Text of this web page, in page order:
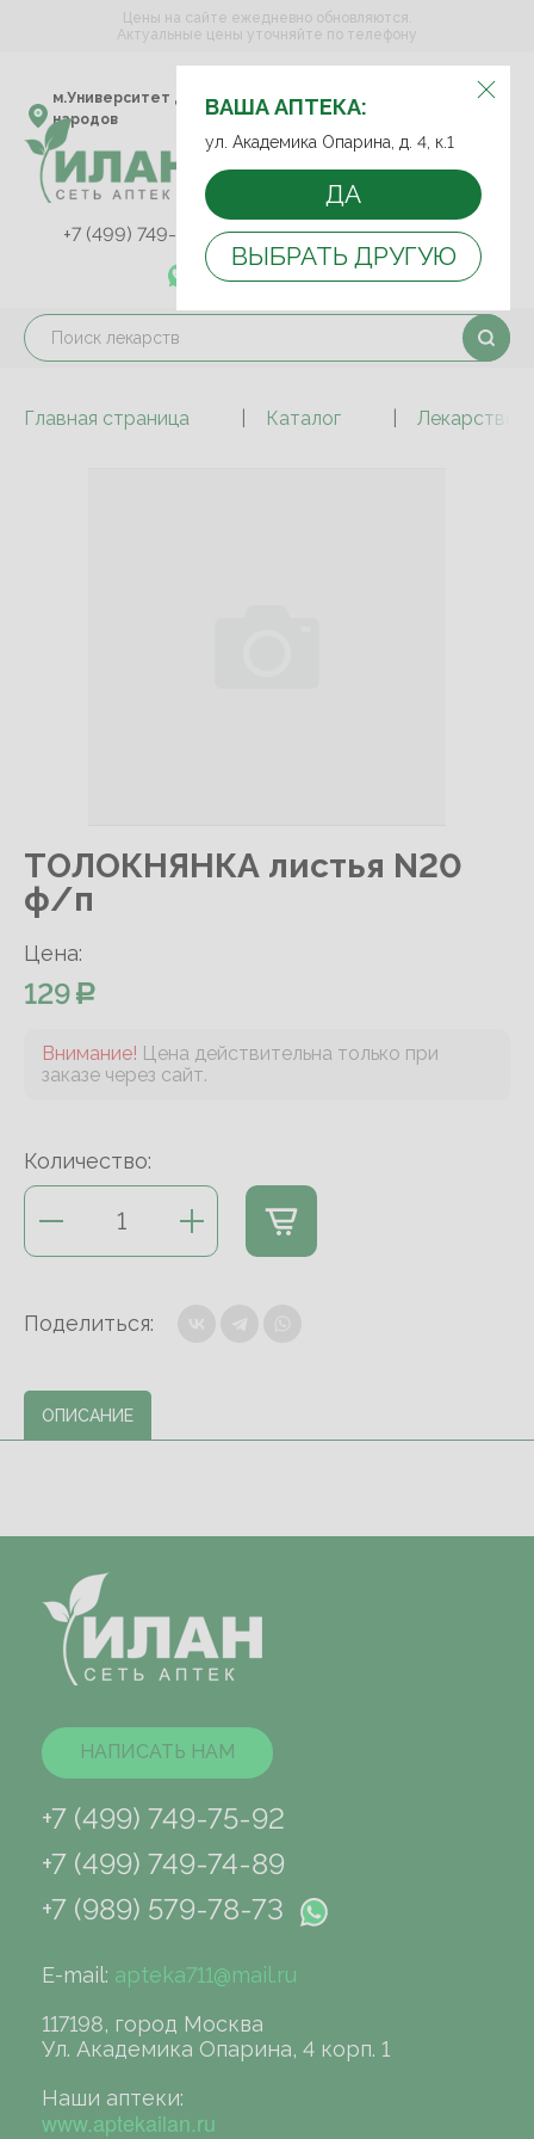
ВЫБЕРИТЕ АПТЕКУ:
м.Университет дружбы
народов
ул. Академика Опарина,
д. 4, к.1
ВАША АПТЕКА:
ул. Академика Опарина, д. 4, к.1
ДА
ВЫБРАТЬ ДРУГУЮ
Цены на сайте ежедневно обновляются.
Актуальные цены уточняйте по телефону
+7 (499) 749-75-92
+7 (499) 749-74-89
+7 (989) 579-78-73
Главная страница Каталог
ТОЛОКНЯНКА листья N20
ф/п
Цена:
129
Внимание! Цена действительна только при
заказе через сайт.
Количество:
Поделиться:
ОПИСАНИЕ
НАПИСАТЬ НАМ
+7 (499) 749-75-92
+7 (499) 749-74-89
+7 (989) 579-78-73
E-mail: apteka711@mail.ru
117198, город Москва
Ул. Академика Опарина, 4 корп. 1
Наши аптеки:
www.aptekailan.ru